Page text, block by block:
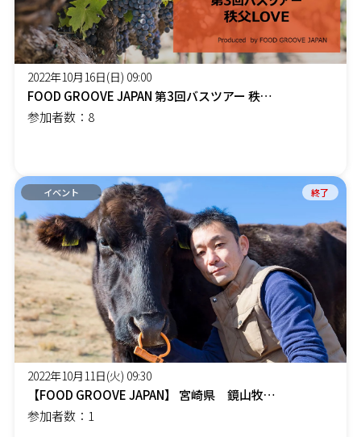
2022年10月16日(日) 09:00
FOOD GROOVE JAPAN 第3回バスツアー 秩父LOVE
参加者数：8
イベント 終了
2022年10月11日(火) 09:30
【FOOD GROOVE JAPAN】 宮崎県 鏡山牧場 八崎秀則さん紹介
参加者数：1